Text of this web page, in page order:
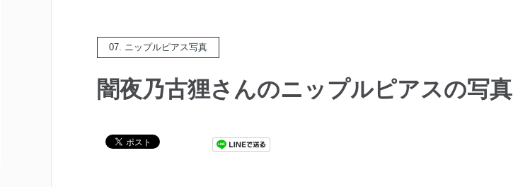
07. ニップルピアス写真
闇夜乃古狸さんのニップルピアスの写真